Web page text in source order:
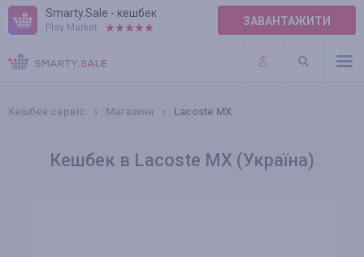
Smarty.Sale - кешбек
Play Market: ЗАВАНТАЖИТИ
ПРАВИЛА
ПЛАГІНИ
Кешбек сервіс Магазини Lacoste MX
Кешбек в Lacoste MX (Україна)